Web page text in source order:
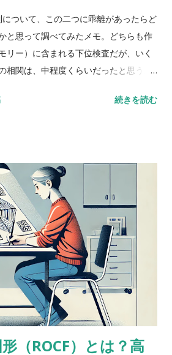
ついて、この二つに乖離があったらど
と思って調べてみたメモ。どちらも作
リー）に含まれる下位検査だが、いく
相関は、中程度くらいだったと思う。
掲示板（？）でのやりとり。 一方が
）があった場合は？ 実施した
詳しく考えてみると、言葉の受容と表
スだったけど、視空間スキルと処理速
たれていた。-Miriam という問題提起
だ。 私も以前に何度か同じようなパタ
って似たようなことを考えたことがあ
だったから。あなたももう考えてるだ
ぶんより複雑な課題だと思う。という
数字を扱うんじゃなくって、（文字と
報を使ってそれを切り替えながら作業
被験者が教示を理解して、すべてをす
続きを読む
（ROCF）とは？高